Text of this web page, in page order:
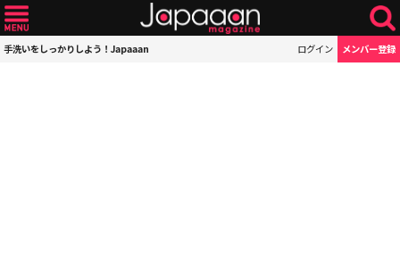
手洗いをしっかりしよう！Japaaan ログイン メンバー登録